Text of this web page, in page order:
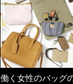
40代の小顔メイク